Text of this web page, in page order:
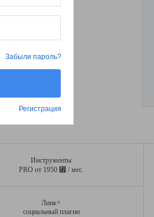
Инструменты
PRO от 1950 ⃏ / мес.
Линк+
социальный плагин
Регистрация
Забыли пароль?